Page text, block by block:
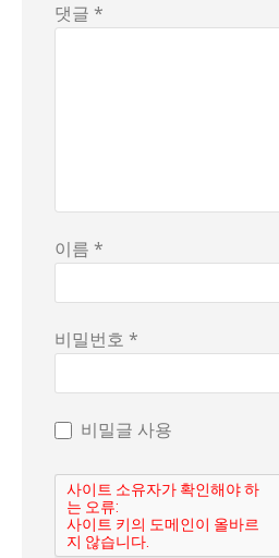
오대산: 10월 22일부터 10
댓글 *
이름 *
비밀번호 *
비밀글 사용